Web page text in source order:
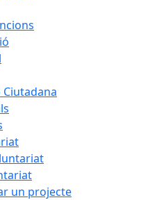
un projecte